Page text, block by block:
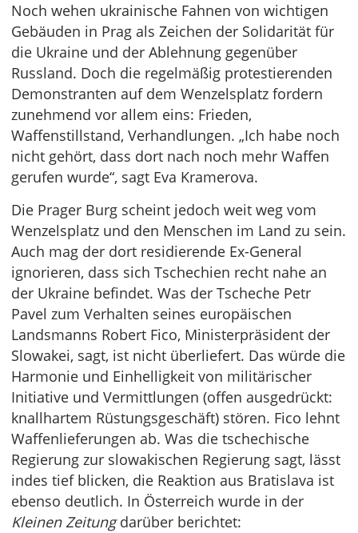
Noch wehen ukrainische Fahnen von wichtigen
Gebäuden in Prag als Zeichen der Solidarität für
die Ukraine und der Ablehnung gegenüber
Russland. Doch die regelmäßig protestierenden
Demonstranten auf dem Wenzelsplatz fordern
zunehmend vor allem eins: Frieden,
Waffenstillstand, Verhandlungen. „Ich habe noch
nicht gehört, dass dort nach noch mehr Waffen
gerufen wurde“, sagt Eva Kramerova.
Die Prager Burg scheint jedoch weit weg vom
Wenzelsplatz und den Menschen im Land zu sein.
Auch mag der dort residierende Ex-General
ignorieren, dass sich Tschechien recht nahe an
der Ukraine befindet. Was der Tscheche Petr
Pavel zum Verhalten seines europäischen
Landsmanns Robert Fico, Ministerpräsident der
Slowakei, sagt, ist nicht überliefert. Das würde die
Harmonie und Einhelligkeit von militärischer
Initiative und Vermittlungen (offen ausgedrückt:
knallhartem Rüstungsgeschäft) stören. Fico lehnt
Waffenlieferungen ab. Was die tschechische
Regierung zur slowakischen Regierung sagt, lässt
indes tief blicken, die Reaktion aus Bratislava ist
ebenso deutlich. In Österreich wurde in der
Kleinen Zeitungdarüber berichtet: